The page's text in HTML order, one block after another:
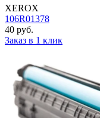
XEROX
106R01378
40 руб.
Заказ в 1 клик